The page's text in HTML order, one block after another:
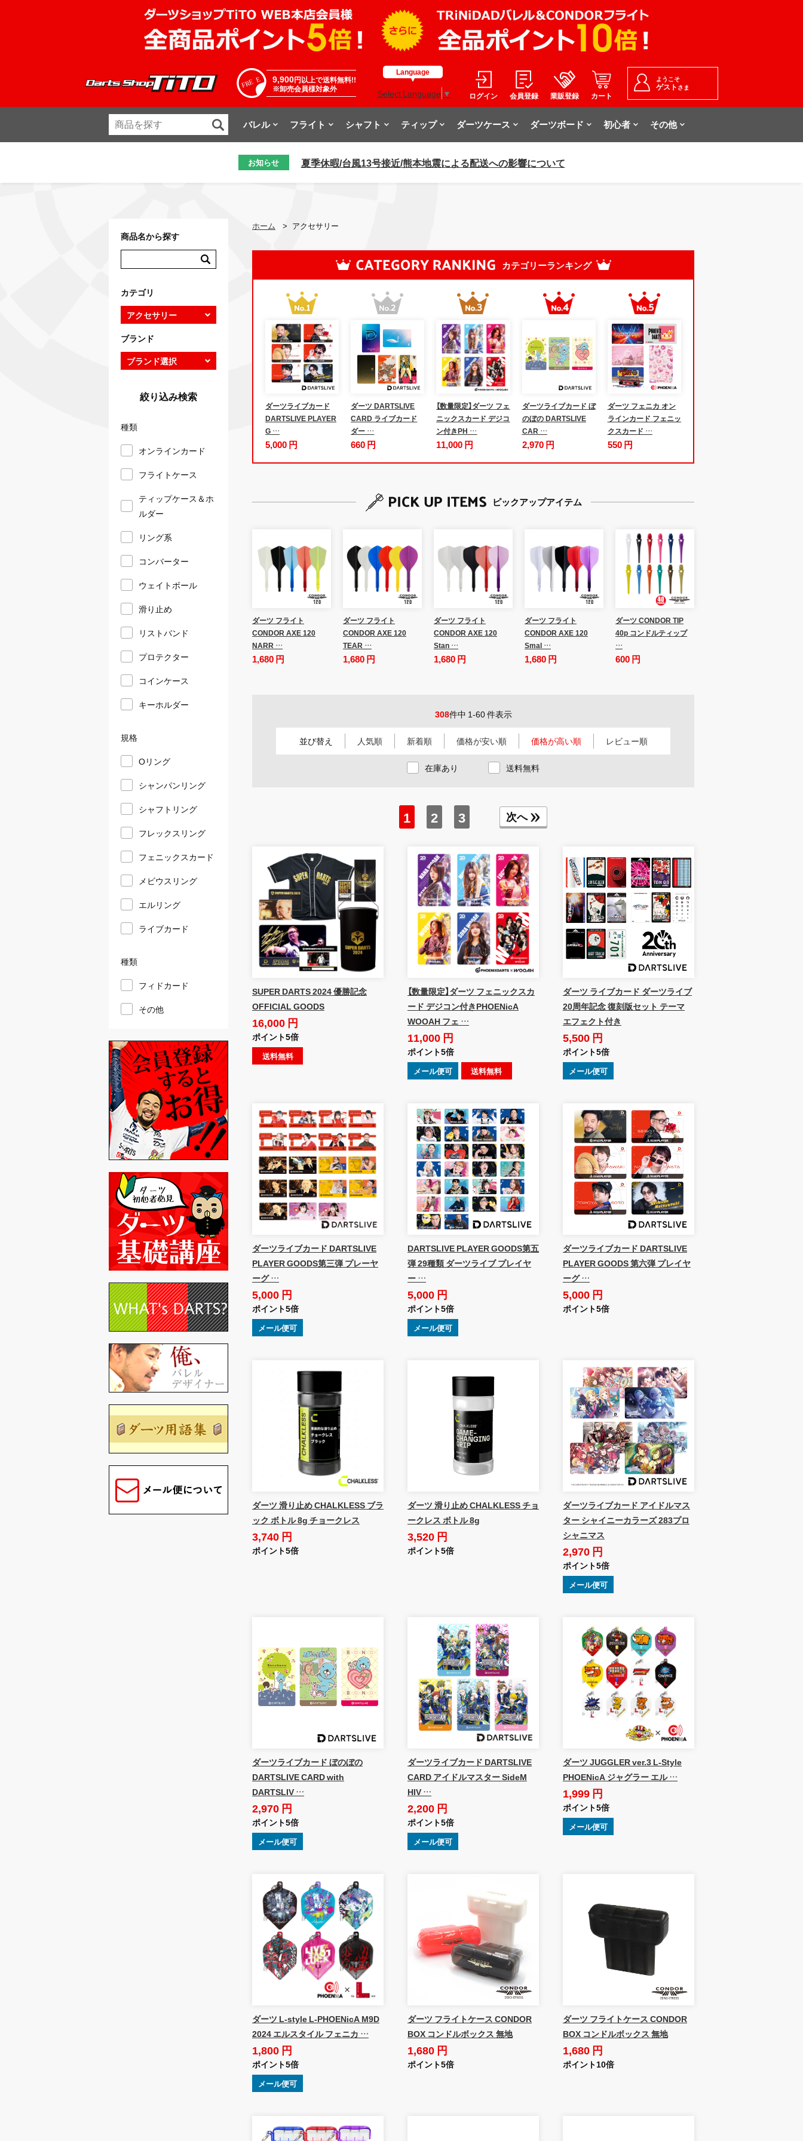
9,900円以上で送料無料!!
※卸売会員様対象外
Language
Select Language ▼ ログイン 会員登録 業販登録 カート
ようこそ
ゲスト さま
バレル フライト シャフト ティップ ダーツケース ダーツボード 初心者 その他
お知らせ 夏季休暇/台風13号接近/熊本地震による配送への影響について
ホーム > アクセサリー
カテゴリーランキング
ダーツライブカード
DARTSLIVE PLAYER
G …
5,000 円
ダーツ DARTSLIVE
CARD ライブカード
ダー …
660 円
【数量限定】ダーツ フェ
ニックスカード デジコ
ン付きPH …
11,000 円
ダーツライブカード ぼ
のぼの DARTSLIVE
CAR …
2,970 円
ダーツ フェニカ オン
ラインカード フェニッ
クスカード …
550 円
ピックアップアイテム
ダーツ フライト
CONDOR AXE 120
NARR …
1,680 円
ダーツ フライト
CONDOR AXE 120
TEAR …
1,680 円
ダーツ フライト
CONDOR AXE 120
Stan …
1,680 円
ダーツ フライト
CONDOR AXE 120
Smal …
1,680 円
ダーツ CONDOR TIP
40p コンドルティップ
…
600 円
308件中 1-60 件表示
並び替え 人気順 新着順 価格が安い順 価格が高い順 レビュー順
在庫あり 送料無料
1 2 3 次へ
SUPER DARTS 2024 優勝記念
OFFICIAL GOODS
16,000 円
ポイント5倍
送料無料
【数量限定】ダーツ フェニックスカ
ード デジコン付きPHOENicA
WOOAH フェ …
11,000 円
ポイント5倍
メール便可 送料無料
ダーツ ライブカード ダーツライブ
20周年記念 復刻版セット テーマ
エフェクト付き
5,500 円
ポイント5倍
メール便可
ダーツライブカード DARTSLIVE
PLAYER GOODS第三弾 プレーヤ
ーグ …
5,000 円
ポイント5倍
メール便可
DARTSLIVE PLAYER GOODS第五
弾 29種類 ダーツライブ プレイヤ
ー …
5,000 円
ポイント5倍
メール便可
ダーツライブカード DARTSLIVE
PLAYER GOODS 第六弾 プレイヤ
ーグ …
5,000 円
ポイント5倍
ダーツ 滑り止め CHALKLESS ブラ
ック ボトル 8g チョークレス
3,740 円
ポイント5倍
ダーツ 滑り止め CHALKLESS チョ
ークレス ボトル 8g
3,520 円
ポイント5倍
ダーツライブカード アイドルマス
ター シャイニーカラーズ 283プロ
シャニマス
2,970 円
ポイント5倍
メール便可
ダーツライブカード ぼのぼの
DARTSLIVE CARD with
DARTSLIV …
2,970 円
ポイント5倍
メール便可
ダーツライブカード DARTSLIVE
CARD アイドルマスター SideM
HIV …
2,200 円
ポイント5倍
メール便可
ダーツ JUGGLER ver.3 L-Style
PHOENicA ジャグラー エル …
1,999 円
ポイント5倍
メール便可
ダーツ L-style L-PHOENicA M9D
2024 エルスタイル フェニカ …
1,800 円
ポイント5倍
メール便可
ダーツ フライトケース CONDOR
BOX コンドルボックス 無地
1,680 円
ポイント5倍
ダーツ フライトケース CONDOR
BOX コンドルボックス 無地
1,680 円
ポイント10倍
商品名から探す
カテゴリ
ブランド
絞り込み検索
種類
オンラインカード
フライトケース
ティップケース＆ホ
ルダー
リング系
コンバーター
ウェイトボール
滑り止め
リストバンド
プロテクター
コインケース
キーホルダー
規格
Oリング
シャンパンリング
シャフトリング
フレックスリング
フェニックスカード
メビウスリング
エルリング
ライブカード
種類
フィドカード
その他